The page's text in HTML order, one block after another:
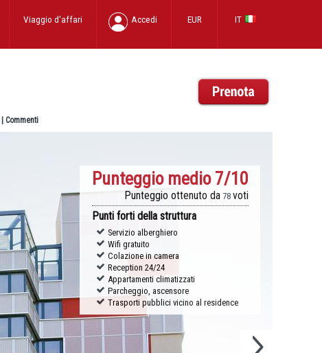
IT
EUR
Accedi
Viaggio d'affari
Commenti
Punteggio medio 7/10
Punteggio ottenuto da78 voti
Punti forti della struttura
Servizio alberghiero
Wifi gratuito
Colazione in camera
Reception 24/24
Appartamenti climatizzati
Parcheggio, ascensore
Trasporti pubblici vicino al residence